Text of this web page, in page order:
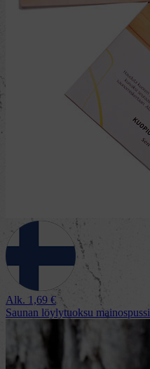
Alk. 1,69 €
Saunan löylytuoksu mainospussi